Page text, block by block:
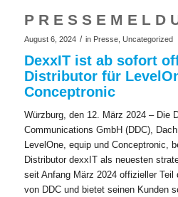
P R E S S E M E L D
August 6, 2024 / in Presse, Uncategorized
DexxIT ist ab sofort
Distributor für
Conceptronic
Würzburg, den 12. März 2024 – Die
Communications GmbH (DDC),
LevelOne, equip und Conceptronic,
Distributor dexxIT als neuesten
seit Anfang März 2024 offizieller Teil
von DDC und bietet seinen Kunden